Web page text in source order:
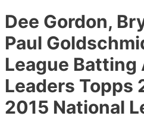
Dee Gordon,
Paul
League Batting
Leaders Topps
2015 National